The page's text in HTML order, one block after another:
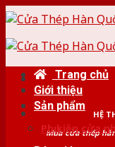
Skip
content
HỆ
Mua cửa thép
Trang chủ
Giới thiệu
Sản phẩm
Phụ kiện cửa